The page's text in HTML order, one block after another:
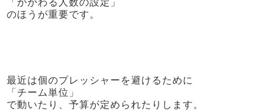
のほうが重要です。
最近は個のプレッシャーを避けるために
「チーム単位」
で動いたり、予算が定められたりします。